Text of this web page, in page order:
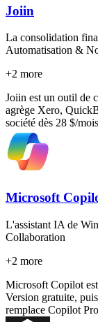
Joiin
La consolidation
Automatisation &
+2 more
Joiin est un outil de
agrège Xero,
société dès 28 $/
Microsoft
L'assistant IA de
Collaboration
+2 more
Microsoft Copilot
Version gratuite,
remplace Copilot